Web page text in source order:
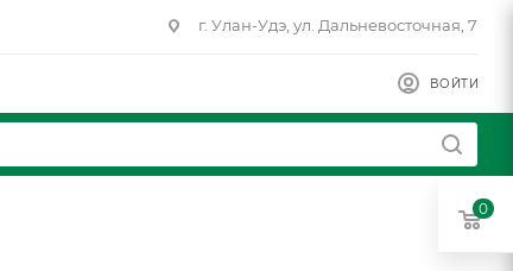
г. Улан-Удэ, ул. Дальневосточная, 7
ВОЙТИ
0